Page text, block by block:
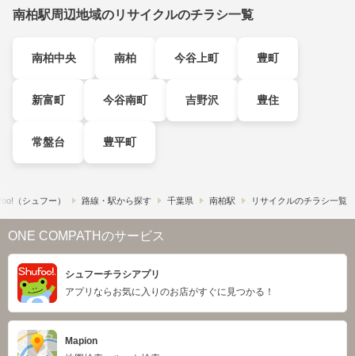
南柏駅周辺地域のリサイクルのチラシ一覧
南柏中央 南柏 今谷上町 豊町
新富町 今谷南町 吉野沢 豊住
常盤台 豊平町
（シュフー） 路線・駅から探す 千葉県 南柏駅 リサイクルのチラシ一覧
ONE COMPATHのサービス
シュフーチラシアプリ
アプリならお気に入りのお店がすぐに見つかる！
Mapion